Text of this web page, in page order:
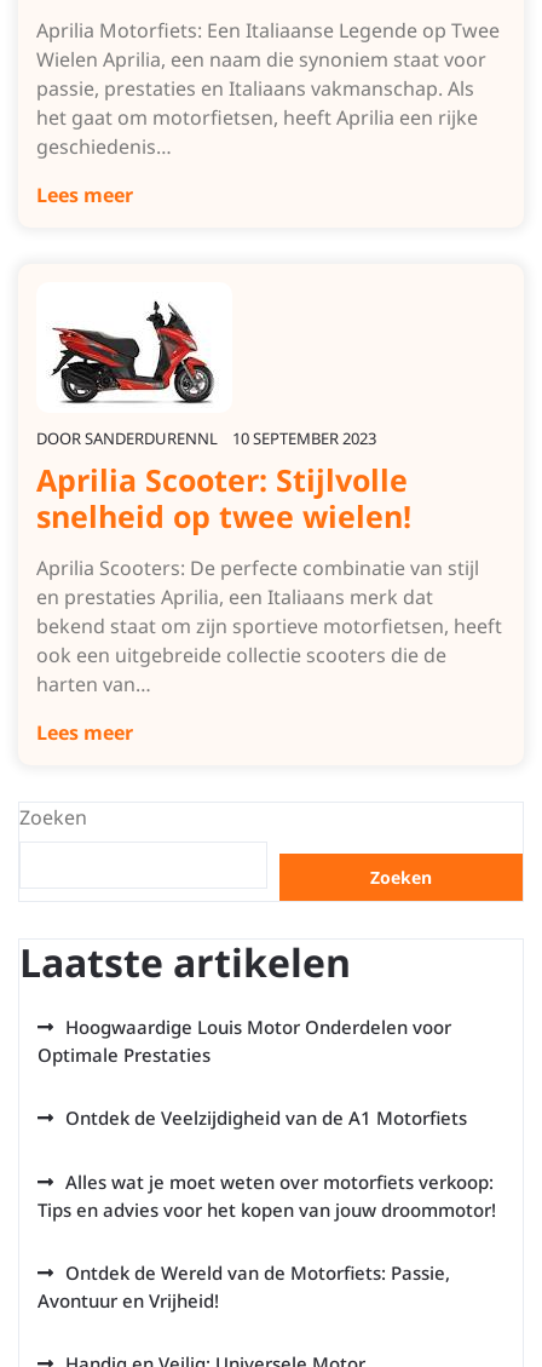
Aprilia Motorfiets: Een Italiaanse Legende op Twee
Wielen Aprilia, een naam die synoniem staat voor
passie, prestaties en Italiaans vakmanschap. Als
het gaat om motorfietsen, heeft Aprilia een rijke
geschiedenis…
Lees meer
DOORSANDERDURENNL 10 SEPTEMBER 2023
Aprilia Scooter: Stijlvolle
snelheid op twee wielen!
Aprilia Scooters: De perfecte combinatie van stijl
en prestaties Aprilia, een Italiaans merk dat
bekend staat om zijn sportieve motorfietsen, heeft
ook een uitgebreide collectie scooters die de
harten van…
Lees meer
Zoeken
Zoeken
Laatste artikelen
Hoogwaardige Louis Motor Onderdelen voor
Optimale Prestaties
Ontdek de Veelzijdigheid van de A1 Motorfiets
Alles wat je moet weten over motorfiets verkoop:
Tips en advies voor het kopen van jouw droommotor!
Ontdek de Wereld van de Motorfiets: Passie,
Avontuur en Vrijheid!